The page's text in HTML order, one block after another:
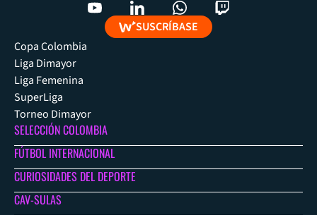
SUSCRÍBASE
Copa Colombia
Liga Dimayor
Liga Femenina
SuperLiga
Torneo Dimayor
SELECCIÓN COLOMBIA
FÚTBOL INTERNACIONAL
CURIOSIDADES DEL DEPORTE
CAV-SULAS